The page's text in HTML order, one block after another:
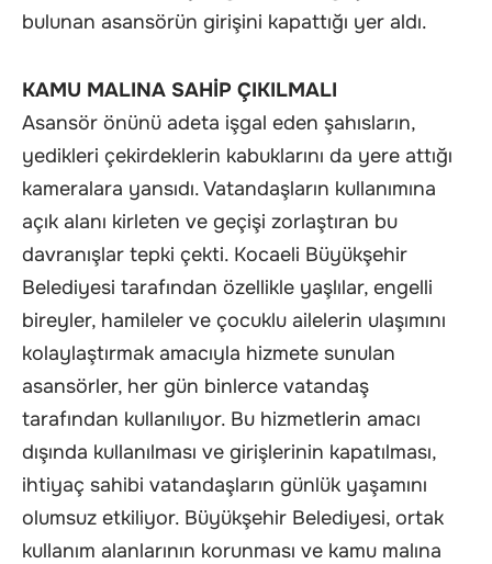
bulunan asansörün girişini kapattığı yer aldı.
KAMU MALINA SAHİP ÇIKILMALI
Asansör önünü adeta işgal eden şahısların,
yedikleri çekirdeklerin kabuklarını da yere attığı
kameralara yansıdı. Vatandaşların kullanımına
açık alanı kirleten ve geçişi zorlaştıran bu
davranışlar tepki çekti. Kocaeli Büyükşehir
Belediyesi tarafından özellikle yaşlılar, engelli
bireyler, hamileler ve çocuklu ailelerin ulaşımını
kolaylaştırmak amacıyla hizmete sunulan
asansörler, her gün binlerce vatandaş
tarafından kullanılıyor. Bu hizmetlerin amacı
dışında kullanılması ve girişlerinin kapatılması,
ihtiyaç sahibi vatandaşların günlük yaşamını
olumsuz etkiliyor. Büyükşehir Belediyesi, ortak
kullanım alanlarının korunması ve kamu malına